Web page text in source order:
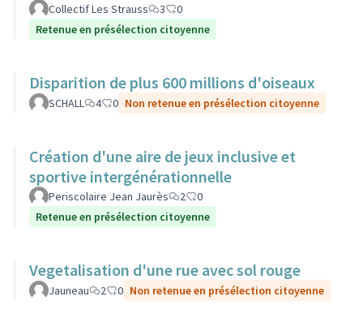
Collectif Les Strauss 3
0
Retenue en présélection citoyenne
Disparition de plus 600 millions d'oiseaux
SCHALL 4 0 Non retenue en présélection citoyenne
Création d'une aire de jeux inclusive et
sportive intergénérationnelle
Periscolaire Jean Jaurès 2
0
Retenue en présélection citoyenne
Vegetalisation d'une rue avec sol rouge
Jauneau 2 0 Non retenue en présélection citoyenne